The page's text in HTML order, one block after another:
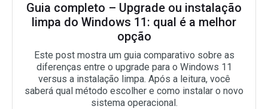
Guia completo – Upgrade ou instalação
limpa do Windows 11: qual é a melhor
opção
Este post mostra um guia comparativo sobre as
diferenças entre o upgrade para o Windows 11
versus a instalação limpa. Após a leitura, você
saberá qual método escolher e como instalar o novo
sistema operacional.